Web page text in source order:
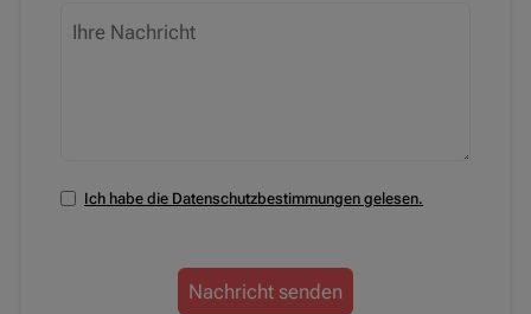
Ich habe die Datenschutzbestimmungen gelesen.
Nachricht senden